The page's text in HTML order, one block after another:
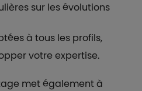
sur les évolutions
à tous les profils,
votre expertise.
met également à